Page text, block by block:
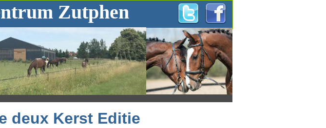
Zutphen
deux Kerst Editie